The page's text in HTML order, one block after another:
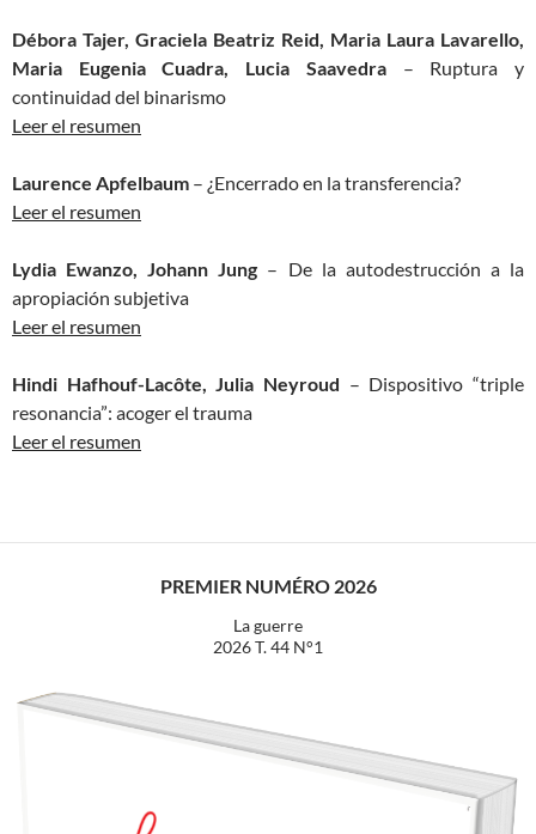
Débora Tajer, Graciela Beatriz Reid, Maria Laura Lavarello,
Maria Eugenia Cuadra, Lucia Saavedra– Ruptura y
continuidad del binarismo
Leer el resumen
Laurence Apfelbaum – ¿Encerrado en la transferencia?
Leer el resumen
Lydia Ewanzo, Johann Jung – De la autodestrucción a la
apropiación subjetiva
Leer el resumen
Hindi Hafhouf-Lacôte, Julia Neyroud – Dispositivo “triple
resonancia”: acoger el trauma
Leer el resumen
PREMIER NUMÉRO 2026
La guerre
2026 T. 44 N°1